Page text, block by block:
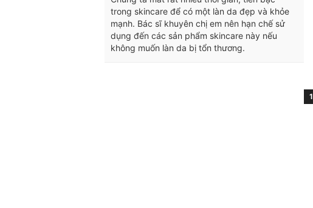
trong skincare để có một làn da đẹp và khỏe
mạnh. Bác sĩ khuyên chị em nên hạn chế sử
dụng đến các sản phẩm skincare này nếu
không muốn làn da bị tổn thương.
1